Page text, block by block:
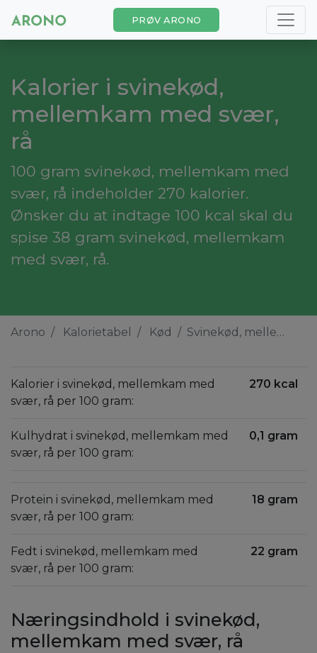
PRØV ARONO
Kalorier i svinekød,
mellemkam med svær,
rå
100 gram svinekød, mellemkam med
svær, rå indeholder 270 kalorier.
Ønsker du at indtage 100 kcal skal du
spise 38 gram svinekød, mellemkam
med svær, rå.
Arono Kalorietabel Kød Svinekød, mellemkam med svær, rå
Kalorier i svinekød, mellemkam med
svær, rå per 100 gram:
270 kcal
Kulhydrat i svinekød, mellemkam med
svær, rå per 100 gram:
0,1 gram
Protein i svinekød, mellemkam med
svær, rå per 100 gram:
18 gram
Fedt i svinekød, mellemkam med
svær, rå per 100 gram:
22 gram
Næringsindhold i svinekød,
mellemkam med svær, rå